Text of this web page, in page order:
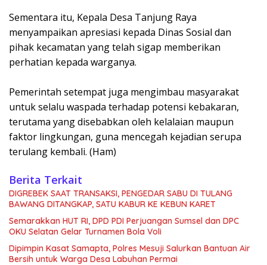
Sementara itu, Kepala Desa Tanjung Raya
menyampaikan apresiasi kepada Dinas Sosial dan
pihak kecamatan yang telah sigap memberikan
perhatian kepada warganya.
Pemerintah setempat juga mengimbau masyarakat
untuk selalu waspada terhadap potensi kebakaran,
terutama yang disebabkan oleh kelalaian maupun
faktor lingkungan, guna mencegah kejadian serupa
terulang kembali. (Ham)
Berita Terkait
DIGREBEK SAAT TRANSAKSI, PENGEDAR SABU DI TULANG
BAWANG DITANGKAP, SATU KABUR KE KEBUN KARET
Semarakkan HUT RI, DPD PDI Perjuangan Sumsel dan DPC
OKU Selatan Gelar Turnamen Bola Voli
Dipimpin Kasat Samapta, Polres Mesuji Salurkan Bantuan Air
Bersih untuk Warga Desa Labuhan Permai